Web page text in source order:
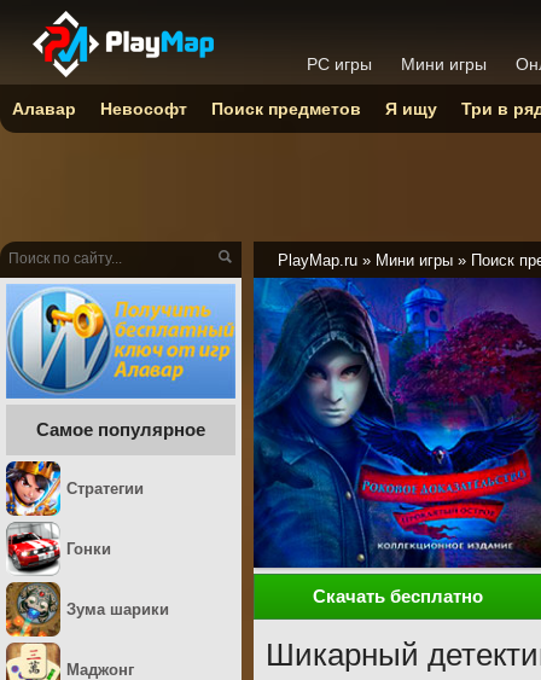
PlayMap.ru » Мини игры » Поиск
Скачать бесплатно
Шикарный
Самое популярное
Стратегии
Гонки
Зума шарики
Маджонг
PC игры Мини игры
Алавар Невософт Поиск предметов Я ищу Три в